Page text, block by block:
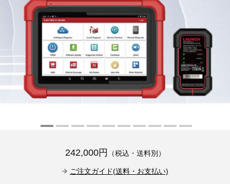
TPMS（4）
バッテリーテスター（4）
古い車両用診断テスター（10）
バイク用診断テスター（7）
その他（20）
イタリア/フランス車（27）
イギリス車（23）
アメリカ車（15）
スウェーデン車（20）
バッテリーチャージャー（4）
日本車（40）
ブレーキキャリパーリペアキット（368）
その他（6）
242,000円 （税込・送料別）
ご注文ガイド(送料・お支払い)